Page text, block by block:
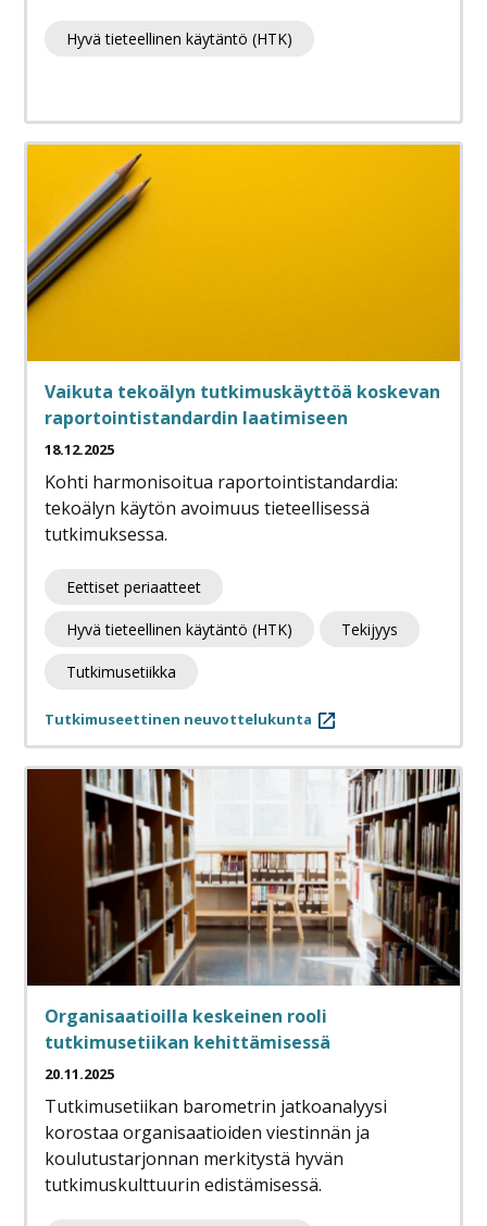
Hyvä tieteellinen käytäntö (HTK)
Vaikuta tekoälyn tutkimuskäyttöä koskevan
raportointistandardin laatimiseen
18.12.2025
Kohti harmonisoitua raportointistandardia:
tekoälyn käytön avoimuus tieteellisessä
tutkimuksessa.
Eettiset periaatteet
Hyvä tieteellinen käytäntö (HTK) Tekijyys
Tutkimusetiikka
Tutkimuseettinen neuvottelukunta
Organisaatioilla keskeinen rooli
tutkimusetiikan kehittämisessä
20.11.2025
Tutkimusetiikan barometrin jatkoanalyysi
korostaa organisaatioiden viestinnän ja
koulutustarjonnan merkitystä hyvän
tutkimuskulttuurin edistämisessä.